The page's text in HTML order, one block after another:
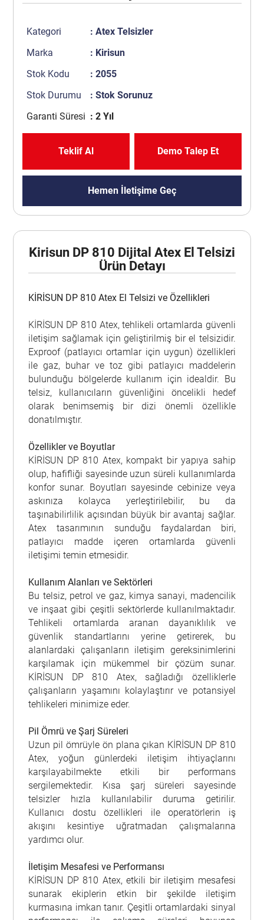
Kategori : Atex Telsizler
Marka
: Kirisun
Stok Kodu
: 2055
Stok Durumu
: Stok Sorunuz
Garanti Süresi : 2 Yıl
Teklif Al Demo Talep Et
Hemen İletişime Geç
Kirisun DP 810 Dijital Atex El Telsizi
Ürün Detayı
KİRİSUN DP 810 Atex El Telsizi ve Özellikleri
KİRİSUN DP 810 Atex, tehlikeli ortamlarda güvenli
iletişim sağlamak için geliştirilmiş bir el telsizidir.
Exproof (patlayıcı ortamlar için uygun) özellikleri
ile gaz, buhar ve toz gibi patlayıcı maddelerin
bulunduğu bölgelerde kullanım için idealdir. Bu
telsiz, kullanıcıların güvenliğini öncelikli hedef
olarak benimsemiş bir dizi önemli özellikle
donatılmıştır.
Özellikler ve Boyutlar
KİRİSUN DP 810 Atex, kompakt bir yapıya sahip
olup, hafifliği sayesinde uzun süreli kullanımlarda
konfor sunar. Boyutları sayesinde cebinize veya
askınıza kolayca yerleştirilebilir, bu da
taşınabilirlilik açısından büyük bir avantaj sağlar.
Atex tasarımının sunduğu faydalardan biri,
patlayıcı madde içeren ortamlarda güvenli
iletişimi temin etmesidir.
Kullanım Alanları ve Sektörleri
Bu telsiz, petrol ve gaz, kimya sanayi, madencilik
ve inşaat gibi çeşitli sektörlerde kullanılmaktadır.
Tehlikeli ortamlarda aranan dayanıklılık ve
güvenlik standartlarını yerine getirerek, bu
alanlardaki çalışanların iletişim gereksinimlerini
karşılamak için mükemmel bir çözüm sunar.
KİRİSUN DP 810 Atex, sağladığı özelliklerle
çalışanların yaşamını kolaylaştırır ve potansiyel
tehlikeleri minimize eder.
Pil Ömrü ve Şarj Süreleri
Uzun pil ömrüyle ön plana çıkan KİRİSUN DP 810
Atex, yoğun günlerdeki iletişim ihtiyaçlarını
karşılayabilmekte etkili bir performans
sergilemektedir. Kısa şarj süreleri sayesinde
telsizler hızla kullanılabilir duruma getirilir.
Kullanıcı dostu özellikleri ile operatörlerin iş
akışını kesintiye uğratmadan çalışmalarına
yardımcı olur.
İletişim Mesafesi ve Performansı
KİRİSUN DP 810 Atex, etkili bir iletişim mesafesi
sunarak ekiplerin etkin bir şekilde iletişim
kurmasına imkan tanır. Çeşitli ortamlardaki sinyal